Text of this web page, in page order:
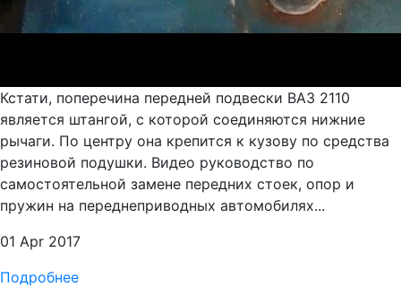
Кстати, поперечина передней подвески ВАЗ 2110
является штангой, с которой соединяются нижние
рычаги. По центру она крепится к кузову по средства
резиновой подушки. Видео руководство по
самостоятельной замене передних стоек, опор и
пружин на переднеприводных автомобилях...
01 Apr 2017
Подробнее